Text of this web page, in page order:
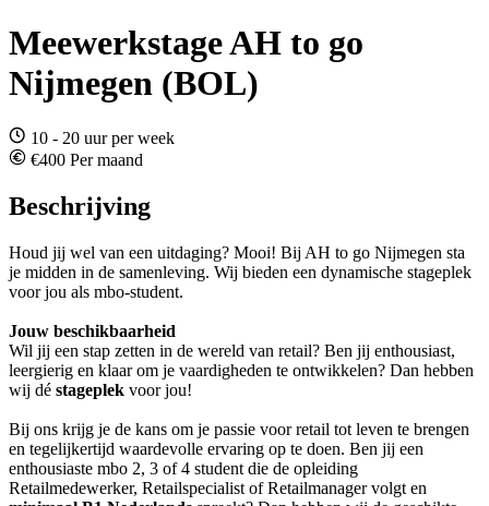
Meewerkstage AH to go
Nijmegen (BOL)
10 - 20 uur per week
€400 Per maand
Beschrijving
Houd jij wel van een uitdaging? Mooi! Bij AH to go Nijmegen sta
je midden in de samenleving. Wij bieden een dynamische stageplek
voor jou als mbo-student.
Jouw beschikbaarheid
Wil jij een stap zetten in de wereld van retail? Ben jij enthousiast,
leergierig en klaar om je vaardigheden te ontwikkelen? Dan hebben
wij dé stageplek voor jou!
Bij ons krijg je de kans om je passie voor retail tot leven te brengen
en tegelijkertijd waardevolle ervaring op te doen. Ben jij een
enthousiaste mbo 2, 3 of 4 student die de opleiding
Retailmedewerker, Retailspecialist of Retailmanager volgt en